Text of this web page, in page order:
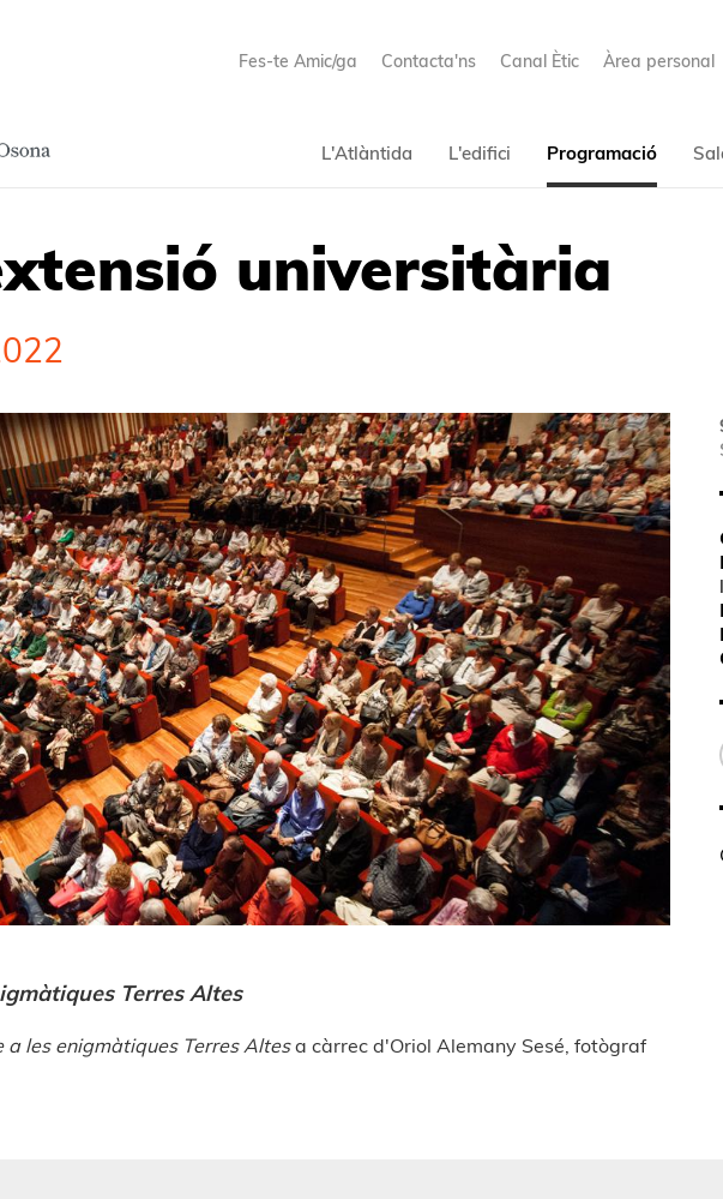
Fes-te Amic/ga Contacta'ns Canal Ètic Àrea personal
L'Atlàntida L'edifici Programació
universitària
Terres Altes
a les enigmàtiques Terres Altesa càrrec d'Oriol Alemany Sesé, fotògraf